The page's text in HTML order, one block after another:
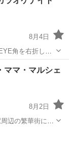
8月4日
EYE角を右折し
ォーマンス
ママ・マルシェ
8月2日